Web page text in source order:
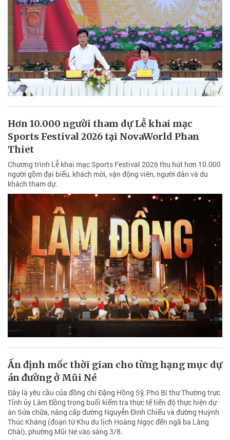
Hơn 10.000 người tham dự Lễ khai mạc
Sports Festival 2026 tại NovaWorld Phan
Thiet
Chương trình Lễ khai mạc Sports Festival 2026 thu hút hơn 10.000
người gồm đại biểu, khách mời, vận động viên, người dân và du
khách tham dự.
Ấn định mốc thời gian cho từng hạng mục dự
án đường ở Mũi Né
Đây là yêu cầu của đồng chí Đặng Hồng Sỹ, Phó Bí thư Thường trực
Tỉnh ủy Lâm Đồng trong buổi kiểm tra thực tế tiến độ thực hiện dự
án Sửa chữa, nâng cấp đường Nguyễn Đình Chiểu và đường Huỳnh
Thúc Kháng (đoạn từ Khu du lịch Hoàng Ngọc đến ngã ba Làng
Chài), phường Mũi Né vào sáng 3/8.